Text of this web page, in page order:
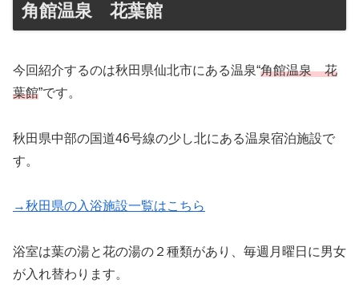
角館温泉 花葉館
今回紹介するのは秋田県仙北市にある温泉“角館温泉 花
葉館”です。
秋田県中部の国道46号線の少し北にある温泉宿泊施設で
す。
→秋田県の入浴施設一覧はこちら
浴室は葉の湯と花の湯の２種類があり、毎週月曜日に男女
が入れ替わります。